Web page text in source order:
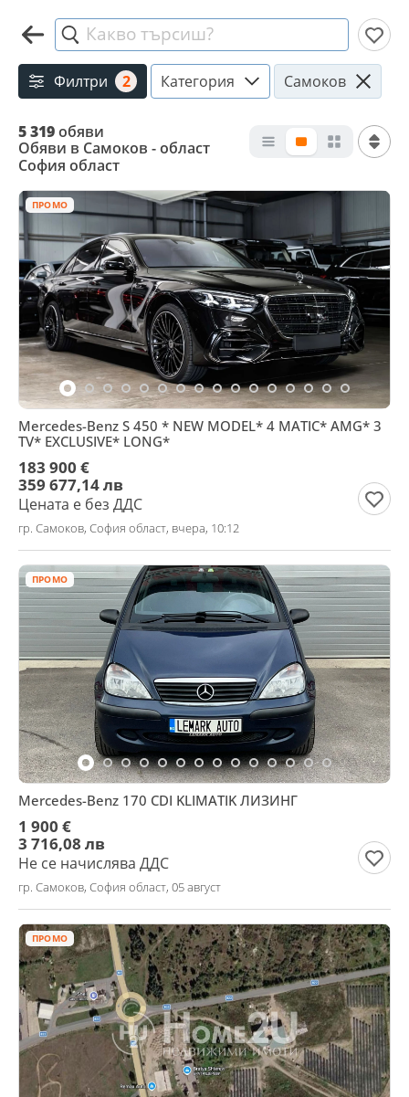
Какво търсиш?
Филтри 2 Категория Самоков
5 319обяви
Обяви в Самоков - област
София област
ПРОМО
Mercedes-Benz S 450 * NEW MODEL* 4 MATIC* AMG* 3
TV* EXCLUSIVE* LONG*
183 900 €
359 677,14 лв
Цената е без ДДС
гр. Самоков, София област, вчера, 10:12
ПРОМО
Mercedes-Benz 170 CDI KLIMATIK ЛИЗИНГ
1 900 €
3 716,08 лв
Не се начислява ДДС
гр. Самоков, София област, 05 август
ПРОМО